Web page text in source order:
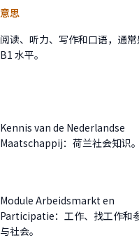
意思
阅读、听力、写作和口语，通
B1 水平。
Kennis van de Nederlandse
Maatschappij：荷兰社会知识。
Module Arbeidsmarkt en
Participatie：工作、找工作和
与社会。